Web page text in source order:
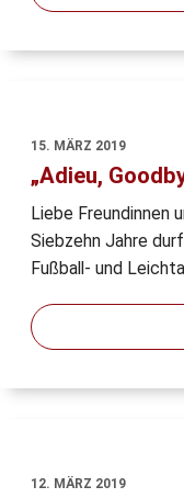
15. MÄRZ 2019
„Adieu,
Liebe Freundinnen
Siebzehn Jahre
Fußball- und
12. MÄRZ 2019